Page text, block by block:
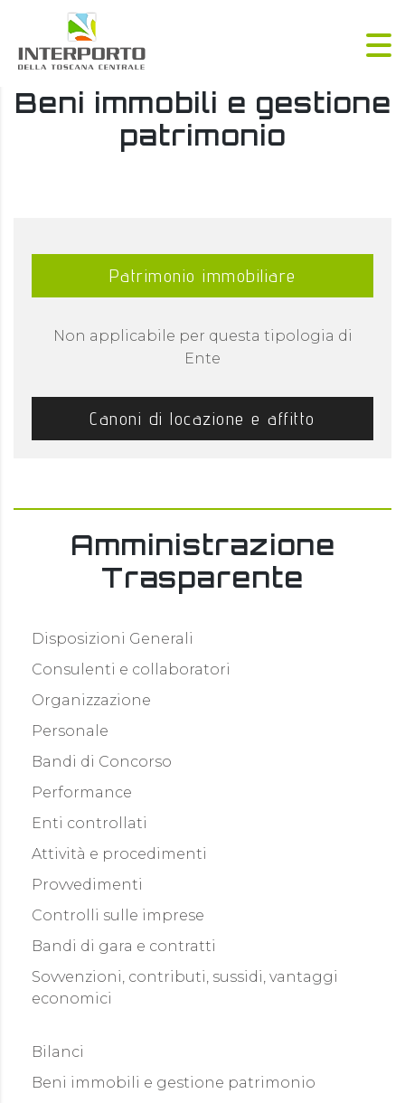
Beni immobili e gestione
patrimonio
Patrimonio immobiliare
Non applicabile per questa tipologia di
Ente
Canoni di locazione e affitto
Amministrazione
Trasparente
Disposizioni Generali
Consulenti e collaboratori
Organizzazione
Personale
Bandi di Concorso
Performance
Enti controllati
Attività e procedimenti
Provvedimenti
Controlli sulle imprese
Bandi di gara e contratti
Sovvenzioni, contributi, sussidi, vantaggi
economici
Bilanci
Beni immobili e gestione patrimonio